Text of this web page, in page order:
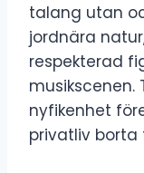
talang utan
jordnära
respekterad
musikscenen.
nyfikenhet
privatliv borta